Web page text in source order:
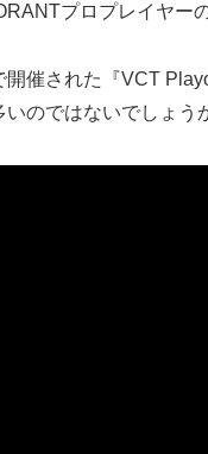
プロプレイヤー
催された『VCT
のではないでしょう